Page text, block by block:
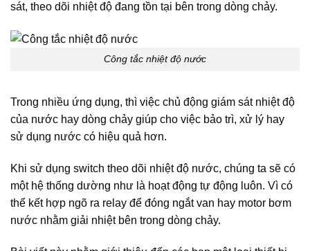
sát, theo dõi nhiệt độ đang tồn tại bên trong dòng chảy.
Công tắc nhiệt độ nước
Trong nhiều ứng dụng, thì việc chủ động giám sát nhiệt độ
của nước hay dòng chảy giúp cho việc bảo trì, xử lý hay
sử dụng nước có hiệu quả hơn.
Khi sử dụng switch theo dõi nhiệt độ nước, chúng ta sẽ có
một hệ thống dường như là hoạt động tự động luôn. Vì có
thể kết hợp ngõ ra relay để đóng ngắt van hay motor bơm
nước nhằm giải nhiệt bên trong dòng chảy.